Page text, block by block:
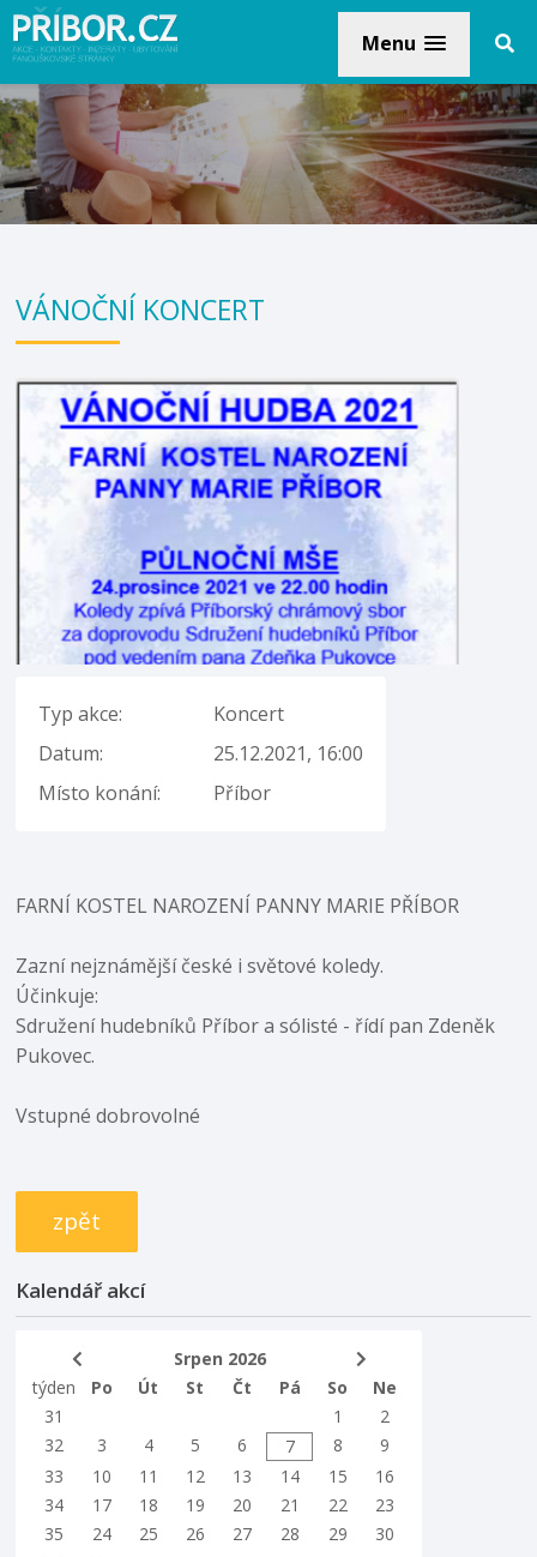
Menu
VÁNOČNÍ KONCERT
Typ akce:
Koncert
Datum:
25.12.2021, 16:00
Místo konání:
Příbor
FARNÍ KOSTEL NAROZENÍ PANNY MARIE PŘÍBOR
Zazní nejznámější české i světové koledy.
Účinkuje:
Sdružení hudebníků Příbor a sólisté - řídí pan Zdeněk
Pukovec.
Vstupné dobrovolné
zpět
Kalendář akcí
Srpen 2026
týden
Po Út St Čt Pá So
Ne
31
1
2
32
3 4 5 6 7 8
9
33
10 11 12 13 14 15
16
34
17 18 19 20 21 22
23
35
24 25 26 27 28 29
30